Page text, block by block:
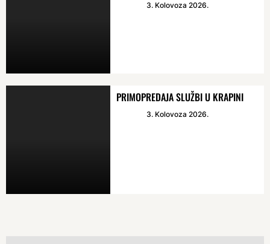
3. Kolovoza 2026.
PRIMOPREDAJA SLUŽBI U KRAPINI
3. Kolovoza 2026.